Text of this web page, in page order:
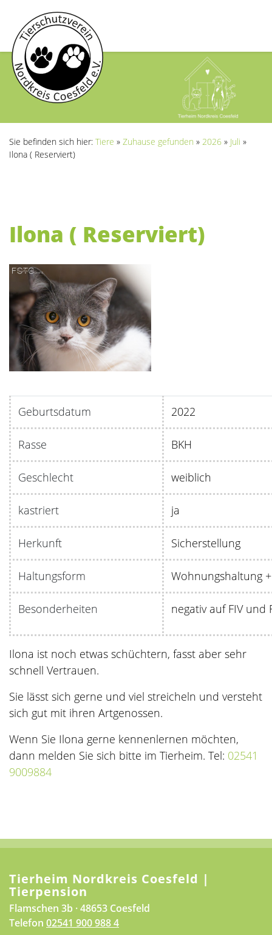
Sie befinden sich hier: Tiere » Zuhause gefunden » 2026 » Juli »
Ilona ( Reserviert)
Ilona ( Reserviert)
Geburtsdatum
Rasse BKH
Geschlecht weiblich
kastriert ja
Herkunft Sicherstellung
Haltungsform Wohnungshaltung
Besonderheiten negativ auf FIV und
Ilona ist noch etwas schüchtern, fasst aber sehr
schnell Vertrauen.
Sie lässt sich gerne und viel streicheln und versteht
sich gut mit ihren Artgenossen.
Wenn Sie Ilona gerne kennenlernen möchten,
dann melden Sie sich bitte im Tierheim. Tel: 02541
9009884
Tierheim Nordkreis Coesfeld |
Tierpension
Flamschen 3b · 48653 Coesfeld
Telefon 02541 900 988 4